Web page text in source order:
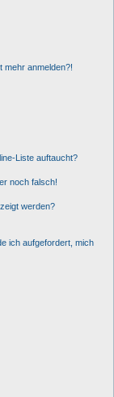
mehr anmelden?!
Liste auftaucht?
noch falsch!
werden?
ich aufgefordert, mich